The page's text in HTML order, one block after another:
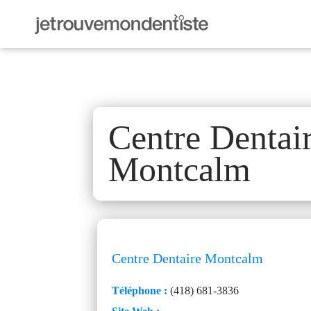
Centre
Montcalm
Centre Dentaire Montcalm
Téléphone :(418) 681-3836